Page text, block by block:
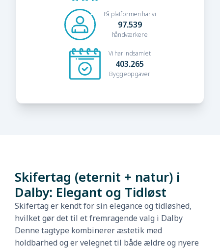
På platformen har vi
97.539
håndværkere
Vi har indsamlet
403.265
Byggeopgaver
Skifertag (eternit + natur) i
Dalby: Elegant og Tidløst
Skifertag er kendt for sin elegance og tidløshed,
hvilket gør det til et fremragende valg i Dalby
Denne tagtype kombinerer æstetik med
holdbarhed og er velegnet til både ældre og nyere